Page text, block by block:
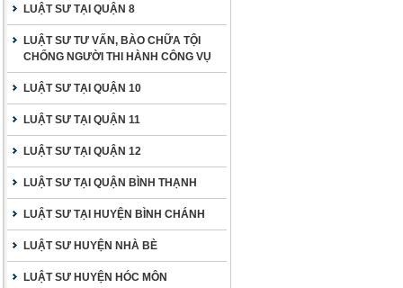
LUẬT SƯ TẠI QUẬN 8
LUẬT SƯ TƯ VẤN, BÀO CHỮA TỘI
CHỐNG NGƯỜI THI HÀNH CÔNG VỤ
LUẬT SƯ TẠI QUẬN 10
LUẬT SƯ TẠI QUẬN 11
LUẬT SƯ TẠI QUẬN 12
LUẬT SƯ TẠI QUẬN BÌNH THẠNH
LUẬT SƯ TẠI HUYỆN BÌNH CHÁNH
LUẬT SƯ HUYỆN NHÀ BÈ
LUẬT SƯ HUYỆN HÓC MÔN